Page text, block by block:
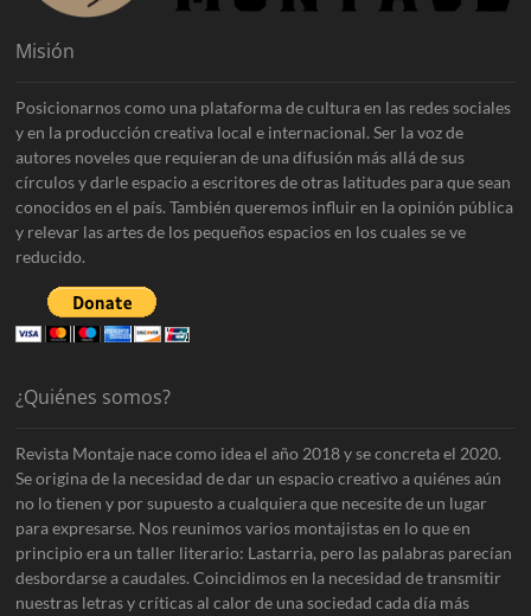
Misión
Posicionarnos como una plataforma de cultura en las redes sociales
y en la producción creativa local e internacional. Ser la voz de
autores noveles que requieran de una difusión más allá de sus
círculos y darle espacio a escritores de otras latitudes para que sean
conocidos en el país. También queremos influir en la opinión pública
y relevar las artes de los pequeños espacios en los cuales se ve
reducido.
¿Quiénes somos?
Revista Montaje nace como idea el año 2018 y se concreta el 2020.
Se origina de la necesidad de dar un espacio creativo a quiénes aún
no lo tienen y por supuesto a cualquiera que necesite de un lugar
para expresarse. Nos reunimos varios montajistas en lo que en
principio era un taller literario: Lastarria, pero las palabras parecían
desbordarse a caudales. Coincidimos en la necesidad de transmitir
nuestras letras y críticas al calor de una sociedad cada día más